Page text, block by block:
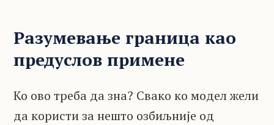
Разумевање граница као
предуслов примене
Ко ово треба да зна? Свако ко модел жели
да користи за нешто озбиљније од